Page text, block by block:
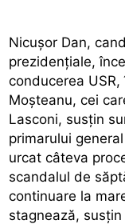
Nicușor Dan,
prezidențiale,
conducerea
Moșteanu, cei
Lasconi, susțin
primarului
urcat câteva
scandalul de
continuare la
stagnează,